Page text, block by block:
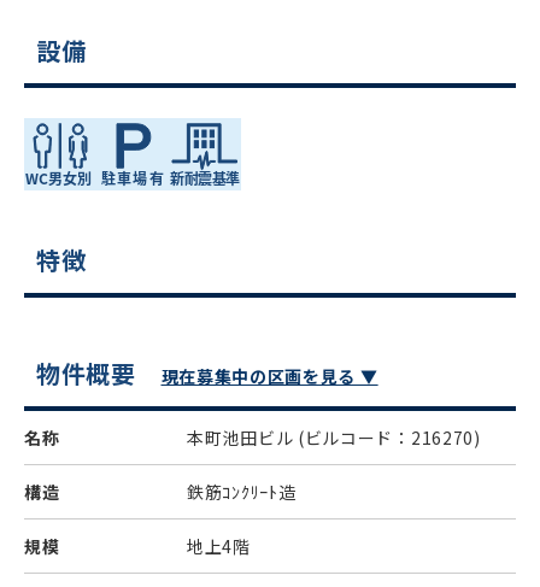
設備
特徴
物件概要 現在募集中の区画を見る ▼
名称 本町池田ビル (ビルコード：216270)
構造 鉄筋ｺﾝｸﾘｰﾄ造
規模 地上4階